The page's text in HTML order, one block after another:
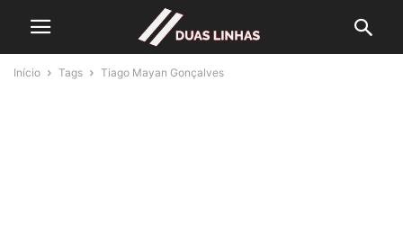
Início Tags Tiago Mayan Gonçalves